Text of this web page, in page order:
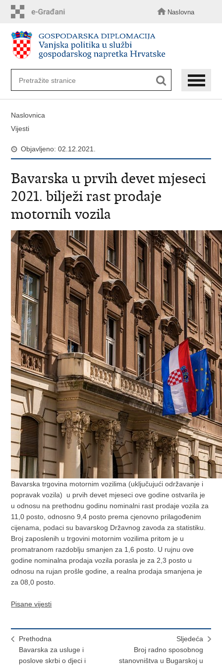
sadržaj
Naslovna
Naslovnica
Vijesti
Objavljeno: 02.12.2021.
Bavarska u prvih devet mjeseci
2021. bilježi rast prodaje
motornih vozila
Bavarska trgovina motornim vozilima (uključujući održavanje i
popravak vozila) u prvih devet mjeseci ove godine ostvarila je
u odnosu na prethodnu godinu nominalni rast prodaje vozila za
11,0 posto, odnosno 9,4 posto prema cjenovno prilagođenim
cijenama, podaci su bavarskog Državnog zavoda za statistiku.
Broj zaposlenih u trgovini motornim vozilima pritom je u
promatranom razdoblju smanjen za 1,6 posto. U rujnu ove
godine nominalna prodaja vozila porasla je za 2,3 posto u
odnosu na rujan prošle godine, a realna prodaja smanjena je
za 08,0 posto.
Pisane vijesti
Prethodna
Bavarska za usluge i
poslove skrbi o djeci i
Sljedeća
Broj radno sposobnog
stanovništva u Bugarskoj u